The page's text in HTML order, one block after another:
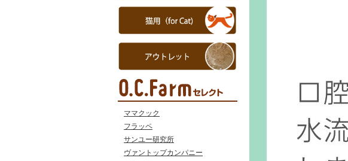
ママクック
フラッペ
サンユー研究所
ヴァントップカンパニー